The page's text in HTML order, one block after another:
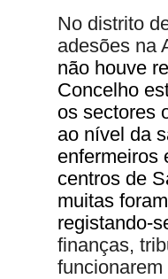
No distrito
adesões na
não houve
Concelho
os sectores
ao nível da
enfermeiros
centros de
muitas
registando-
finanças,